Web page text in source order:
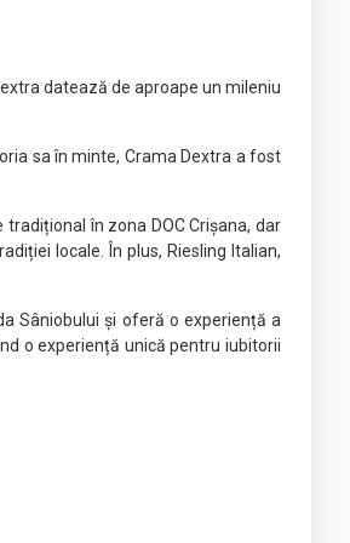
datează de aproape un mileniu
sa în minte, Crama Dextra a fost
în zona DOC Crișana, dar
locale. În plus, Riesling Italian,
Sâniobului și oferă o experiență a
o experiență unică pentru iubitorii